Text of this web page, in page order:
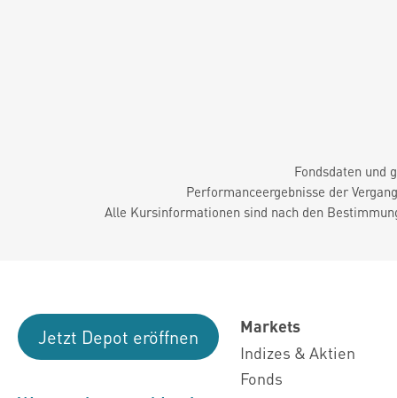
Fondsdaten und
Performanceergebnisse der
Alle Kursinformationen sind nach den
Jetzt Depot eröffnen
Markets
Indizes & Aktien
Fonds